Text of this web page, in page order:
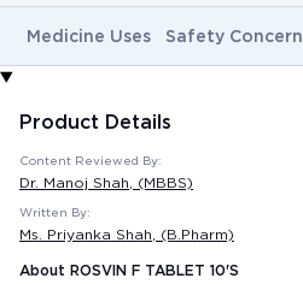
Medicine Uses Safety Concern
Product Details
Content Reviewed By:
Dr. Manoj Shah , (MBBS)
Written By:
Ms. Priyanka Shah , (B.Pharm)
About ROSVIN F TABLET 10'S